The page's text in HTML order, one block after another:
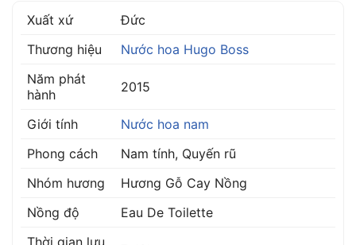
Xuất xứ
Đức
Thương hiệu
Nước hoa Hugo Boss
Năm phát
hành
2015
Giới tính
Nước hoa nam
Phong cách
Nam tính, Quyến rũ
Nhóm hương
Hương Gỗ Cay Nồng
Nồng độ
Eau De Toilette
Thời gian lưu